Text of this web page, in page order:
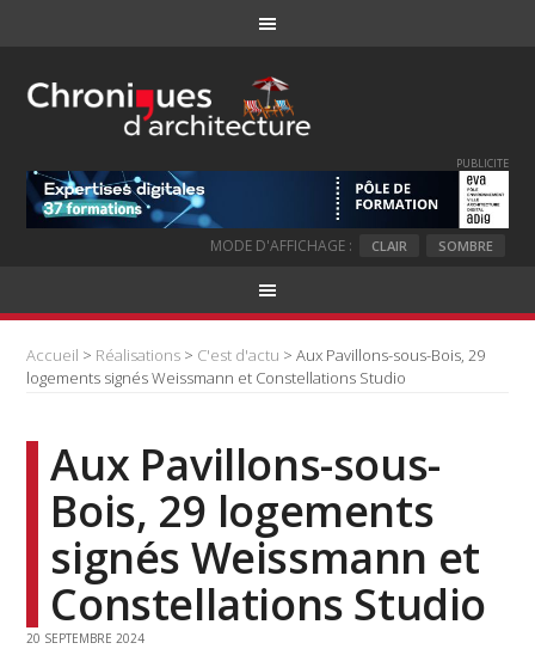
PUBLICITE
MODE D'AFFICHAGE : CLAIR SOMBRE
Accueil > Réalisations > C'est d'actu > Aux Pavillons-sous-Bois, 29
logements signés Weissmann et Constellations Studio
Aux Pavillons-sous-
Bois, 29 logements
signés Weissmann et
Constellations Studio
20 SEPTEMBRE 2024